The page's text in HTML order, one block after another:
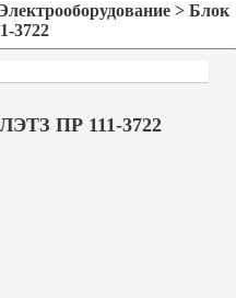
> Блок
3722
ПР 111-3722